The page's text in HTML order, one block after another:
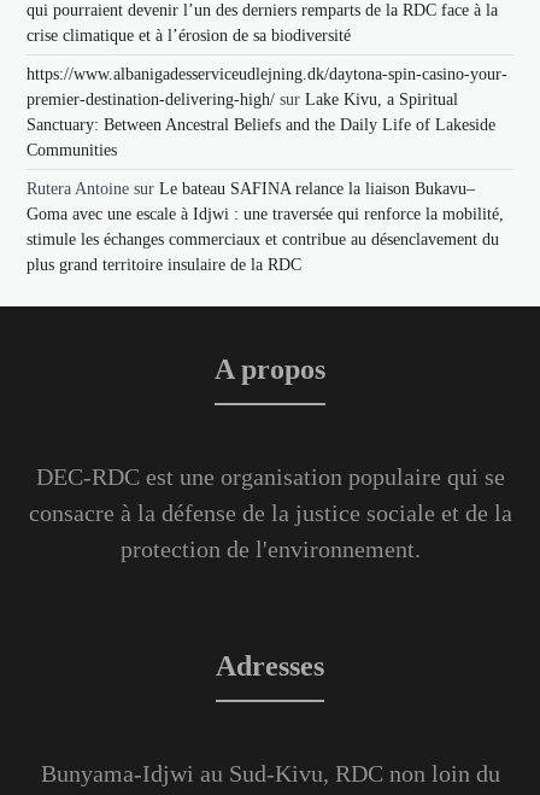
qui pourraient devenir l’un des derniers remparts de la RDC face à la
crise climatique et à l’érosion de sa biodiversité
https://www.albanigadesserviceudlejning.dk/daytona-spin-casino-your-
premier-destination-delivering-high/ surLake Kivu, a Spiritual
Sanctuary: Between Ancestral Beliefs and the Daily Life of Lakeside
Communities
Rutera Antoine surLe bateau SAFINA relance la liaison Bukavu–
Goma avec une escale à Idjwi : une traversée qui renforce la mobilité,
stimule les échanges commerciaux et contribue au désenclavement du
plus grand territoire insulaire de la RDC
A propos
DEC-RDC est une organisation populaire qui se
consacre à la défense de la justice sociale et de la
protection de l'environnement.
Adresses
Bunyama-Idjwi au Sud-Kivu, RDC non loin du